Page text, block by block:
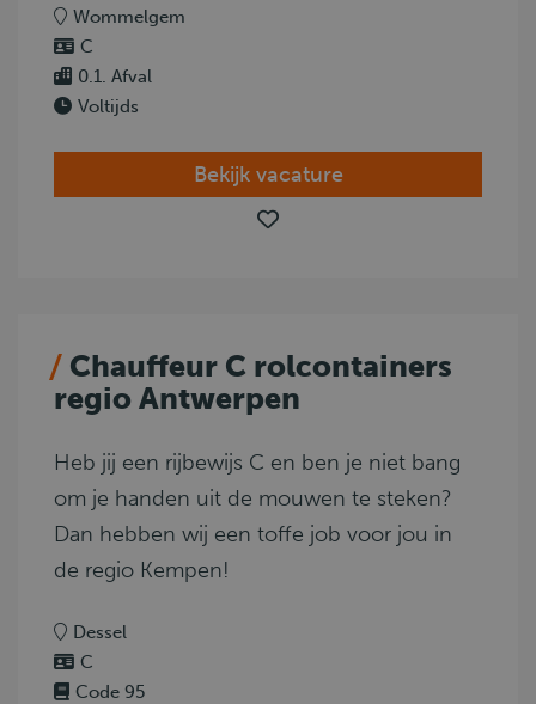
Wommelgem
C
0.1. Afval
Voltijds
Bekijk vacature
Chauffeur C rolcontainers
regio Antwerpen
Heb jij een rijbewijs C en ben je niet bang
om je handen uit de mouwen te steken?
Dan hebben wij een toffe job voor jou in
de regio Kempen!
Dessel
C
Code 95